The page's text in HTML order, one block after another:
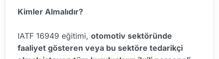
Kimler Almalıdır?
IATF 16949 eğitimi, otomotiv sektöründe
faaliyet gösteren veya bu sektöre tedarikçi